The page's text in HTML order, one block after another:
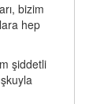
bizim
hep
şiddetli